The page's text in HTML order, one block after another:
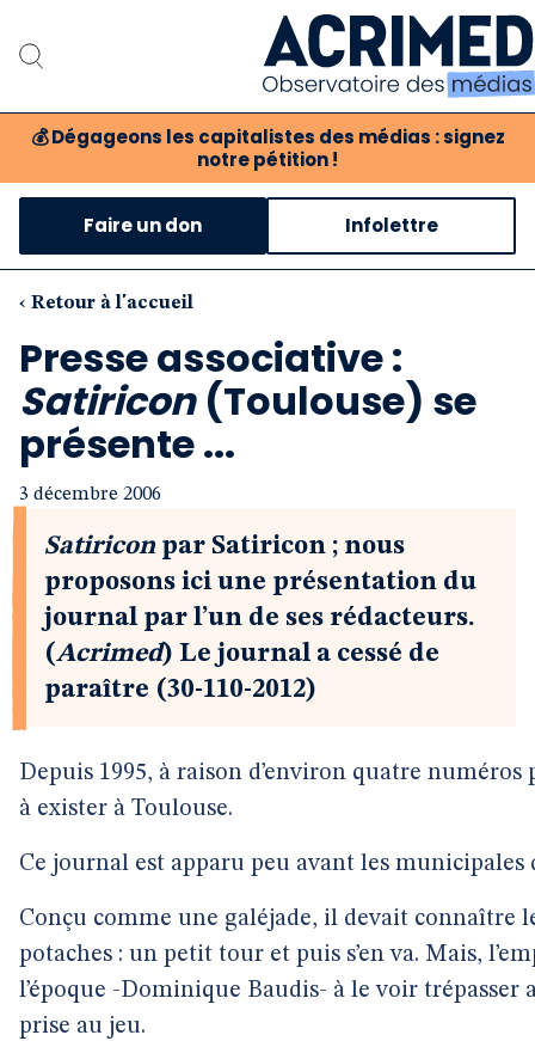
💰 Dégageons les capitalistes des médias : signez
notre pétition !Notre association
Notre critique des
Notre revue
Boutique
Faire un don Infolettre
‹ Retour à l'accueil
Presse associative :
Satiricon(Toulouse) se
présente ...
3 décembre 2006
Satiricon par Satiricon ; nous
proposons ici une présentation du
journal par l’un de ses rédacteurs.
(Acrimed) Le journal a cessé de
paraître (30-110-2012)
Depuis 1995, à raison d’environ quatre numéros
à exister à Toulouse.
Ce journal est apparu peu avant les municipales
Conçu comme une galéjade, il devait connaître
potaches : un petit tour et puis s’en va. Mais,
l’époque -Dominique Baudis- à le voir trépasser
prise au jeu.